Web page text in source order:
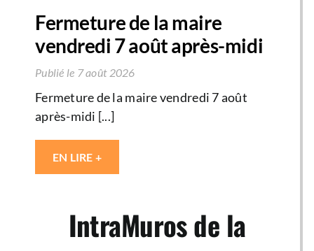
Fermeture de la maire
vendredi 7 août après-midi
Publié le 7 août 2026
Fermeture de la maire vendredi 7 août
après-midi [...]
EN LIRE +
IntraMuros de la